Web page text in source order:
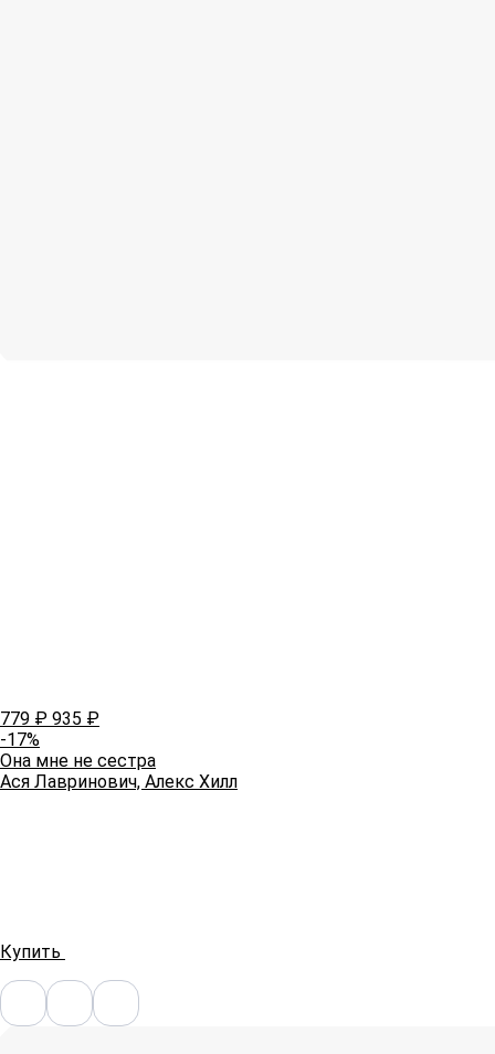
779 ₽ 935 ₽
-17%
Она мне не сестра
Ася Лавринович, Алекс Хилл
Купить